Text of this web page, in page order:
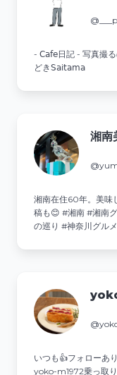
- 𝖢𝖺𝖿𝖾日記 - 写真撮
どき𝖲𝖺𝗂𝗍𝖺𝗆𝖺
湘
湘南在住60年。美味
稿も😊 #湘南 #湘南
の巡り #神奈川グル
いつも👍️フォローあ
yoko-m1972乗っ取